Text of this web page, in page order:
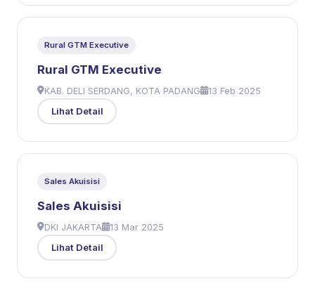
Rural GTM Executive
Rural GTM Executive
KAB. DELI SERDANG, KOTA PADANG 13 Feb 2025
Lihat Detail
Sales Akuisisi
Sales Akuisisi
DKI JAKARTA 13 Mar 2025
Lihat Detail